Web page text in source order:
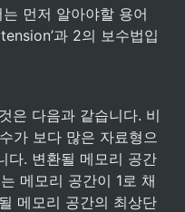
과 2의 보수법입
은 다음과 같습니다. 비
가 보다 많은 자료형으
다. 변환될 메모리 공간
메모리 공간이 1로 채
메모리 공간의 최상단